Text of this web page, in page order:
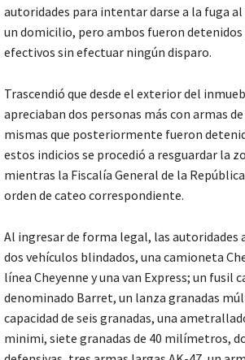
autoridades para intentar darse a la fuga al
un domicilio, pero ambos fueron
efectivos sin efectuar ningún disparo.
Trascendió que desde el exterior del
apreciaban dos personas más con armas
mismas que posteriormente fueron
estos indicios se procedió a resguardar la
mientras la Fiscalía General de la
orden de cateo correspondiente.
Al ingresar de forma legal, las autoridades
dos vehículos blindados, una camioneta
línea Cheyenne y una van Express; un fusil
denominado Barret, un lanza granadas
capacidad de seis granadas, una
minimi, siete granadas de 40 milímetros,